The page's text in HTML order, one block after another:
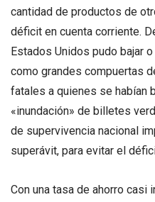
cantidad de productos de
déficit en cuenta corriente.
Estados Unidos pudo bajar
como grandes compuertas
fatales a quienes se habían
«inundación» de billetes
de supervivencia nacional
superávit, para evitar el
Con una tasa de ahorro casi